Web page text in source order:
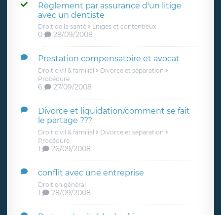
Règlement par assurance d'un litige
avec un dentiste
Droit de la santé Litiges et contentieux
0 28/09/2008
Prestation compensatoire et avocat
Droit civil & familial
Divorce et séparation
Procédure
6 27/09/2008
Divorce et liquidation/comment se fait
le partage ???
Droit civil & familial
Divorce et séparation
Procédure
1 26/09/2008
conflit avec une entreprise
Droit en général
1 28/09/2008